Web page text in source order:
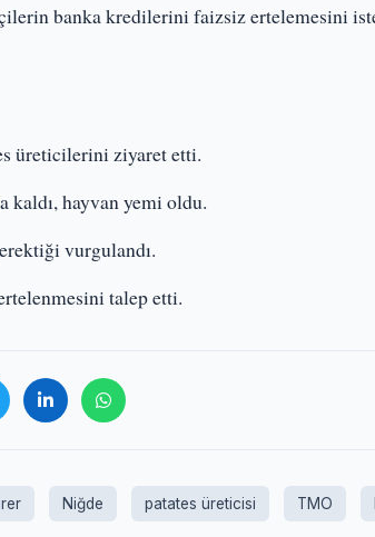
banka kredilerini faizsiz ertelemesini
üreticilerini ziyaret etti.
hayvan yemi oldu.
vurgulandı.
talep etti.
Niğde patates üreticisi TMO